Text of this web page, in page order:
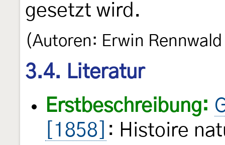
gesetzt wird.
(Autoren: Erwin
3.4. Literatur
Erstbeschreibung:
[1858]
: Histoire